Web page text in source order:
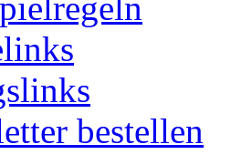
bestellen